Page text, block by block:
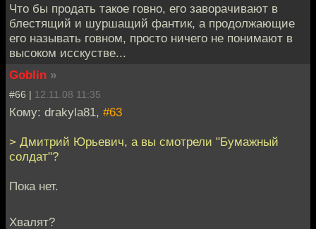
Что бы продать такое говно, его заворачивают в
блестящий и шуршащий фантик, а продолжающие
его называть говном, просто ничего не понимают в
высоком исскустве...
Goblin »
#66 | 12.11.08 11:35
Кому: drakyla81, #63
> Дмитрий Юрьевич, а вы смотрели "Бумажный
солдат"?
Пока нет.
Хвалят?